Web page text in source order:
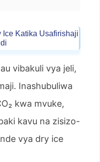
Ice Katika Usafirishaji
vibakuli vya jeli,
Inashubuliwa
kwa mvuke,
kavu na zisizo-
vya dry ice